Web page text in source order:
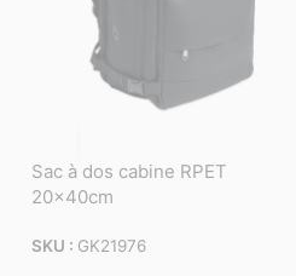
Sac à dos cabine RPET
20x40cm
SKU : GK21976